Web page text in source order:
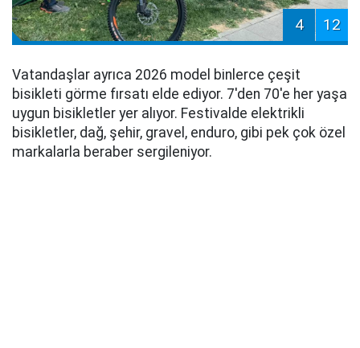
4 12
Vatandaşlar ayrıca 2026 model binlerce çeşit
bisikleti görme fırsatı elde ediyor. 7'den 70'e her yaşa
uygun bisikletler yer alıyor. Festivalde elektrikli
bisikletler, dağ, şehir, gravel, enduro, gibi pek çok özel
markalarla beraber sergileniyor.